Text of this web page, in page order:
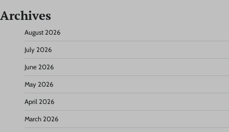
Archives
August 2026
July 2026
June 2026
May 2026
April 2026
March 2026